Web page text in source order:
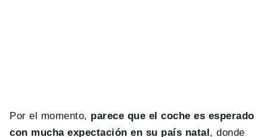
Por el momento, parece que el coche es esperado
con mucha expectación en su país natal, donde